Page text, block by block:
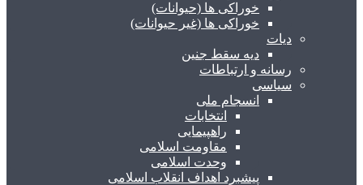
خوراکی ها (حیوانات)
خوراکی ها (غیر حیوانات)
دیات
دیه سقط جنین
رسانه و ارتباطات
سیاسی
انسجام ملی
انتخابات
راهپیمایی
مقاومت اسلامی
وحدت اسلامی
پیشبرد اهداف انقلاب اسلامی